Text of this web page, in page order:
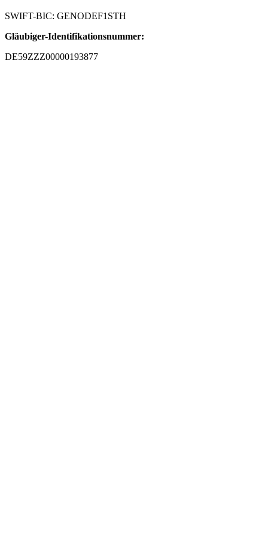
SWIFT-BIC: GENODEF1STH
Gläubiger-Identifikationsnummer:
DE59ZZZ00000193877